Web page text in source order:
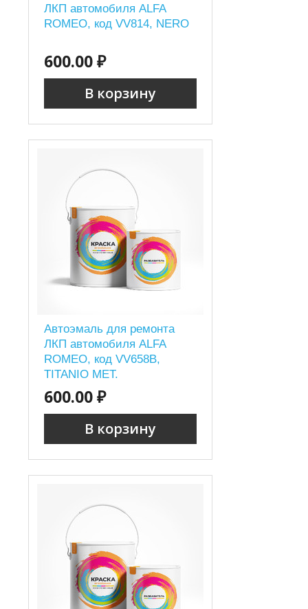
ЛКП автомобиля ALFA
ROMEO, код VV814, NERO
600.00 ₽
В корзину
Автоэмаль для ремонта
ЛКП автомобиля ALFA
ROMEO, код VV658B,
TITANIO MET.
600.00 ₽
В корзину